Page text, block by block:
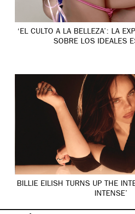
‘EL CULTO A LA BELLEZA’: LA
SOBRE LOS IDEALES
BILLIE EILISH TURNS UP THE
INTENSE’